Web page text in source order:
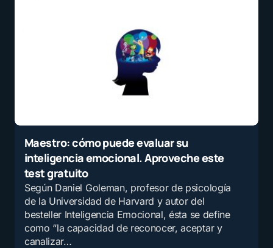
Maestro: cómo puede evaluar su
inteligencia emocional. Aproveche este
test gratuito
Según Daniel Goleman, profesor de psicología
de la Universidad de Harvard y autor del
besteller Inteligencia Emocional, ésta se define
como “la capacidad de reconocer, aceptar y
canalizar…